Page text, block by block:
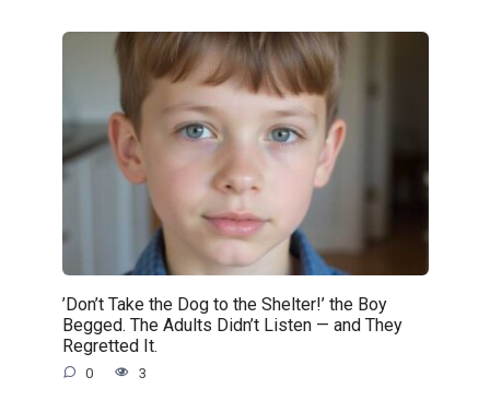
’Don’t Take the Dog to the Shelter!’ the Boy
Begged. The Adults Didn’t Listen — and They
Regretted It.
0 3